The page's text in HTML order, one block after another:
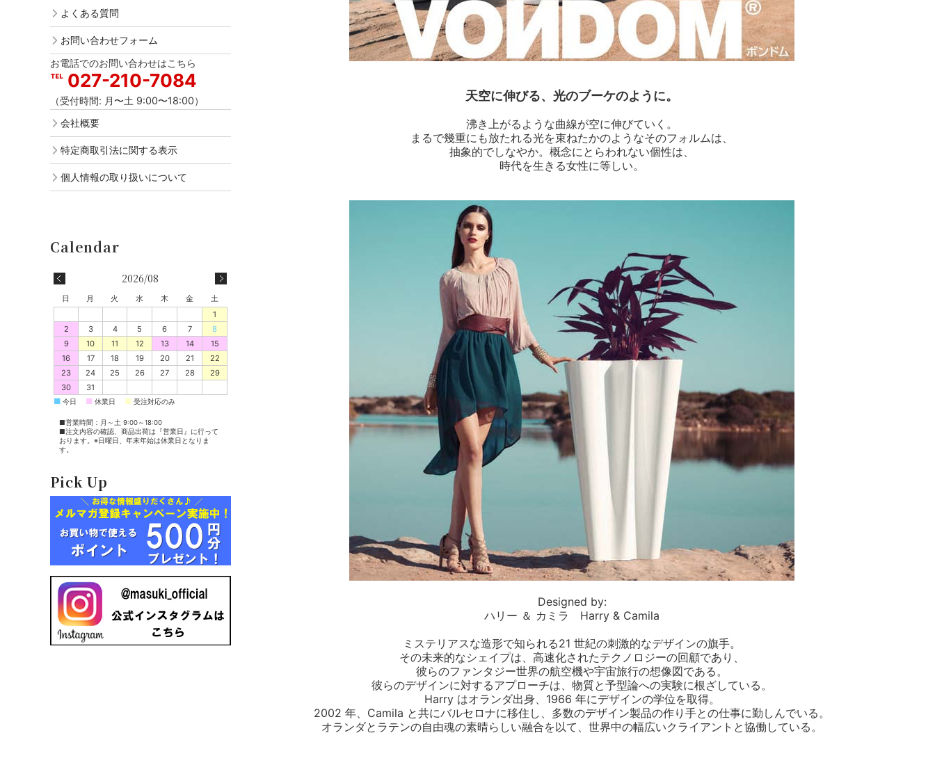
天空に伸びる、光のブーケのように。
沸き上がるような曲線が空に伸びていく。
まるで幾重にも放たれる光を束ねたかのようなそのフォルムは、
抽象的でしなやか。概念にとらわれない個性は、
時代を生きる女性に等しい。
Designed by:
ハリー ＆ カミラ Harry & Camila
ミステリアスな造形で知られる21 世紀の刺激的なデザインの旗手。
その未来的なシェイプは、高速化されたテクノロジーの回顧であり、
彼らのファンタジー世界の航空機や宇宙旅行の想像図である。
彼らのデザインに対するアプローチは、物質と予型論への実験に根ざしている。
Harry はオランダ出身、1966 年にデザインの学位を取得。
2002 年、Camila と共にバルセロナに移住し、多数のデザイン製品の作り手との仕事に勤しんでいる。
オランダとラテンの自由魂の素晴らしい融合を以て、世界中の幅広いクライアントと協働している。
よくある質問
お問い合わせフォーム
お電話でのお問い合わせはこちら
027-210-7084
（受付時間: 月〜土 9:00〜18:00）
会社概要
特定商取引法に関する表示
個人情報の取り扱いについて
2026/08
日 月 火 水 木 金
土
1
2
3 4 5 6 7
8
9
10 11 12 13 14
15
16
17 18 19 20 21
22
23
24 25 26 27 28
29
30
31
■ 今日 ■ 休業日 ■ 受注対応のみ
■営業時間：月～土 9:00～18:00
■注文内容の確認、商品出荷は『営業日』に行って
おります。※日曜日、年末年始は休業日となりま
す。
Pick Up